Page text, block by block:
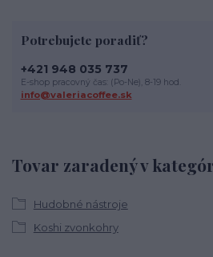
Tovar zaradený v
Hudobné nástroje
Koshi zvonkohry
Potrebujete poradiť?
+421 948 035 737
E-shop pracovný čas: (Po-Ne), 8-19 hod.
info@valeriacoffee.sk